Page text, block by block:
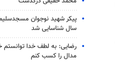
سال شناسایی شد
رضایی: به لطف خدا توانستم
مدال را کسب کنم